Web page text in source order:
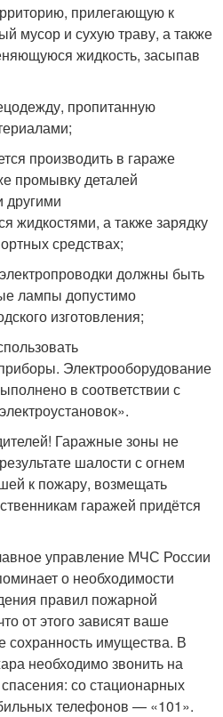
прилегающую к
мусор и сухую траву, а также
жидкость, засыпав
пропитанную
производить в гараже
промывку деталей
другими
жидкостями, а также зарядку
средствах;
должны быть
лампы допустимо
изготовления;
Электрооборудование
в соответствии с
Гаражные зоны не
шалости с огнем
к пожару, возмещать
гаражей придётся
управление МЧС России
о необходимости
правил пожарной
от этого зависят ваше
сохранность имущества. В
необходимо звонить на
со стационарных
телефонов — «101».